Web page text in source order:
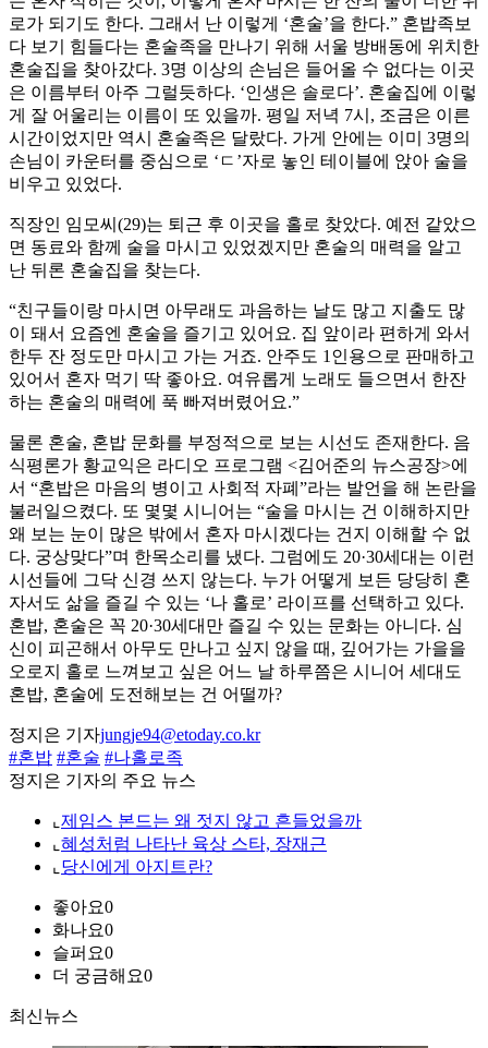
로가 되기도 한다. 그래서 난 이렇게 ‘혼술’을 한다.” 혼밥족보
다 보기 힘들다는 혼술족을 만나기 위해 서울 방배동에 위치한
혼술집을 찾아갔다. 3명 이상의 손님은 들어올 수 없다는 이곳
은 이름부터 아주 그럴듯하다. ‘인생은 솔로다’. 혼술집에 이렇
게 잘 어울리는 이름이 또 있을까. 평일 저녁 7시, 조금은 이른
시간이었지만 역시 혼술족은 달랐다. 가게 안에는 이미 3명의
손님이 카운터를 중심으로 ‘ㄷ’자로 놓인 테이블에 앉아 술을
비우고 있었다.
직장인 임모씨(29)는 퇴근 후 이곳을 홀로 찾았다. 예전 같았으
면 동료와 함께 술을 마시고 있었겠지만 혼술의 매력을 알고
난 뒤론 혼술집을 찾는다.
“친구들이랑 마시면 아무래도 과음하는 날도 많고 지출도 많
이 돼서 요즘엔 혼술을 즐기고 있어요. 집 앞이라 편하게 와서
한두 잔 정도만 마시고 가는 거죠. 안주도 1인용으로 판매하고
있어서 혼자 먹기 딱 좋아요. 여유롭게 노래도 들으면서 한잔
하는 혼술의 매력에 푹 빠져버렸어요.”
물론 혼술, 혼밥 문화를 부정적으로 보는 시선도 존재한다. 음
식평론가 황교익은 라디오 프로그램 <김어준의 뉴스공장>에
서 “혼밥은 마음의 병이고 사회적 자폐”라는 발언을 해 논란을
불러일으켰다. 또 몇몇 시니어는 “술을 마시는 건 이해하지만
왜 보는 눈이 많은 밖에서 혼자 마시겠다는 건지 이해할 수 없
다. 궁상맞다”며 한목소리를 냈다. 그럼에도 20·30세대는 이런
시선들에 그닥 신경 쓰지 않는다. 누가 어떻게 보든 당당히 혼
자서도 삶을 즐길 수 있는 ‘나 홀로’ 라이프를 선택하고 있다.
혼밥, 혼술은 꼭 20·30세대만 즐길 수 있는 문화는 아니다. 심
신이 피곤해서 아무도 만나고 싶지 않을 때, 깊어가는 가을을
오로지 홀로 느껴보고 싶은 어느 날 하루쯤은 시니어 세대도
혼밥, 혼술에 도전해보는 건 어떨까?
정지은 기자jungje94@etoday.co.kr
#혼밥 #혼술 #나홀로족
정지은 기자의 주요 뉴스
⌞ 제임스 본드는 왜 젓지 않고 흔들었을까
⌞ 혜성처럼 나타난 육상 스타, 장재근
⌞ 당신에게 아지트란?
좋아요0
화나요0
슬퍼요0
더 궁금해요0
최신뉴스